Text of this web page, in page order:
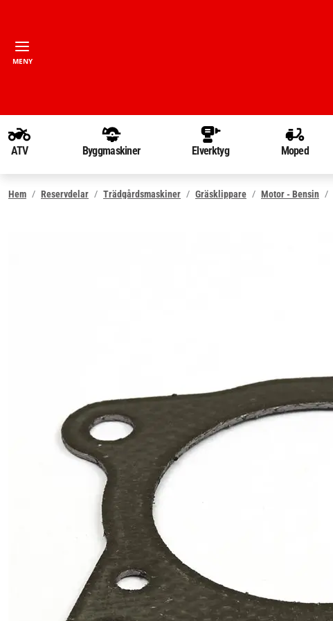
MENY
ATV Byggmaskiner Elverktyg Moped
Hem Reservdelar Trädgårdsmaskiner Gräsklippare Motor - Bensin